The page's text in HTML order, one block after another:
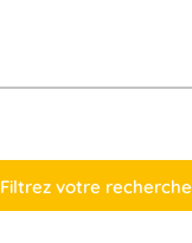
Filtrez votre recherche